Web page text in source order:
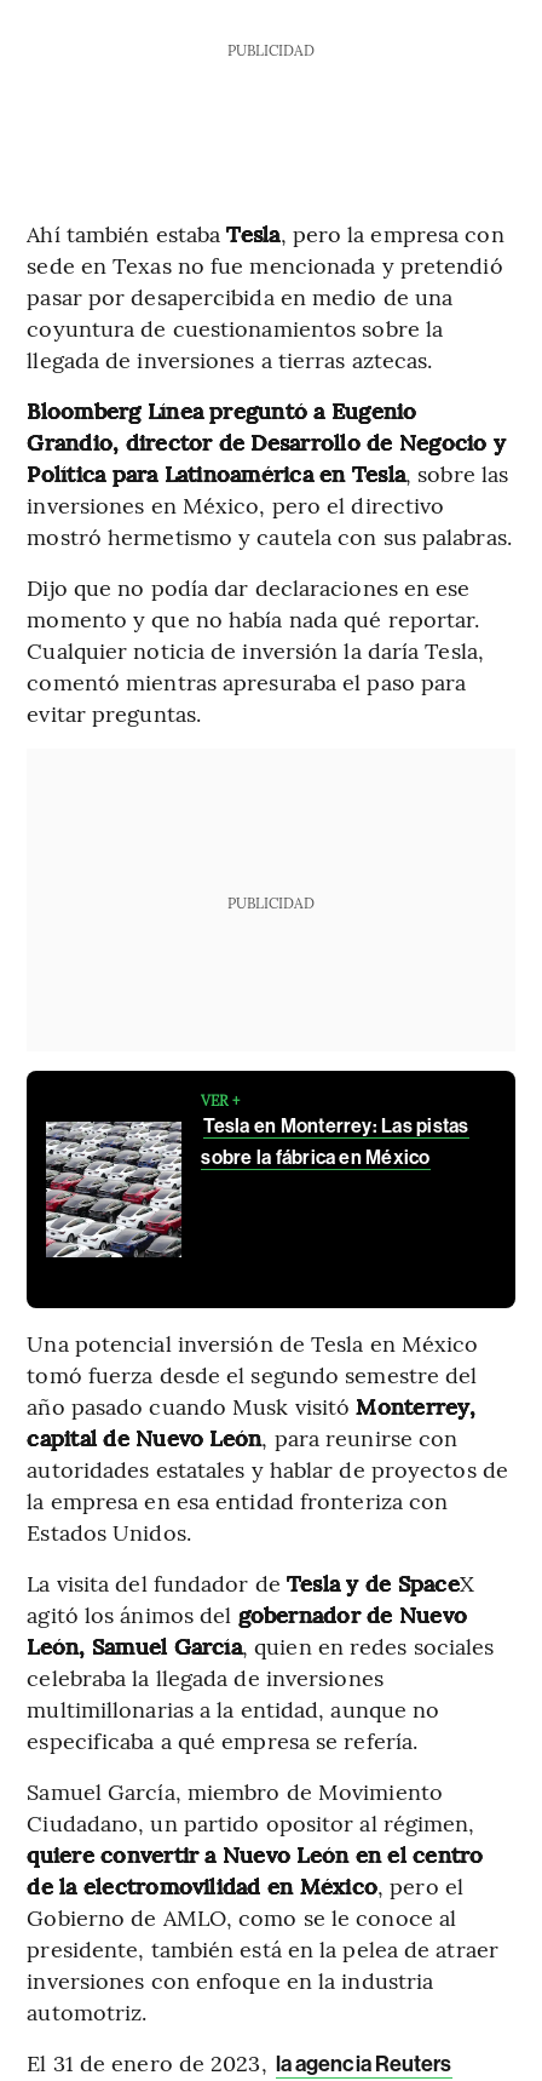
PUBLICIDAD
Ahí también estabaTesla, pero la empresa con
sede en Texas no fue mencionada y pretendió
pasar por desapercibida en medio de una
coyuntura de cuestionamientos sobre la
llegada de inversiones a tierras aztecas.
Bloomberg Línea preguntó a Eugenio
Grandio, director de Desarrollo de Negocio y
Política para Latinoamérica en Tesla, sobre las
inversiones en México, pero el directivo
mostró hermetismo y cautela con sus palabras.
Dijo que no podía dar declaraciones en ese
momento y que no había nada qué reportar.
Cualquier noticia de inversión la daría Tesla,
comentó mientras apresuraba el paso para
evitar preguntas.
PUBLICIDAD
VER +
Tesla en Monterrey: Las pistas
sobre la fábrica en México
Una potencial inversión de Tesla en México
tomó fuerza desde el segundo semestre del
año pasado cuando Musk visitóMonterrey,
capital de Nuevo León, para reunirse con
autoridades estatales y hablar de proyectos de
la empresa en esa entidad fronteriza con
Estados Unidos.
La visita del fundador de Tesla y de SpaceX
agitó los ánimos del gobernador de Nuevo
León, Samuel García, quien en redes sociales
celebraba la llegada de inversiones
multimillonarias a la entidad, aunque no
especificaba a qué empresa se refería.
Samuel García, miembro de Movimiento
Ciudadano, un partido opositor al régimen,
quiere convertir a Nuevo León en el centro
de la electromovilidad en México, pero el
Gobierno de AMLO, como se le conoce al
presidente, también está en la pelea de atraer
inversiones con enfoque en la industria
automotriz.
El 31 de enero de 2023, la agencia Reuters